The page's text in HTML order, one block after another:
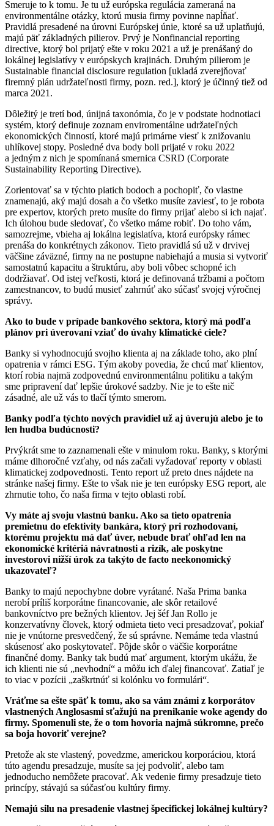
Smeruje to k tomu. Je tu už európska regulácia zameraná na
environmentálne otázky, ktorú musia firmy povinne napĺňať.
Pravidlá presadené na úrovni Európskej únie, ktoré sa už uplatňujú,
majú päť základných pilierov. Prvý je Nonfinancial reporting
directive, ktorý bol prijatý ešte v roku 2021 a už je prenášaný do
lokálnej legislatívy v európskych krajinách. Druhým pilierom je
Sustainable financial disclosure regulation [ukladá zverejňovať
firemný plán udržateľnosti firmy, pozn. red.], ktorý je účinný tiež od
marca 2021.
Dôležitý je tretí bod, únijná taxonómia, čo je v podstate hodnotiaci
systém, ktorý definuje zoznam enviromentálne udržateľných
ekonomických činností, ktoré majú primárne viesť k znižovaniu
uhlíkovej stopy. Posledné dva body boli prijaté v roku 2022
a jedným z nich je spomínaná smernica CSRD (Corporate
Sustainability Reporting Directive).
Zorientovať sa v týchto piatich bodoch a pochopiť, čo vlastne
znamenajú, aký majú dosah a čo všetko musíte zaviesť, to je robota
pre expertov, ktorých preto musíte do firmy prijať alebo si ich najať.
Ich úlohou bude sledovať, čo všetko máme robiť. Do toho vám,
samozrejme, vbieha aj lokálna legislatíva, ktorá európsky rámec
prenáša do konkrétnych zákonov. Tieto pravidlá sú už v drvivej
väčšine záväzné, firmy na ne postupne nabiehajú a musia si vytvoriť
samostatnú kapacitu a štruktúru, aby boli vôbec schopné ich
dodržiavať. Od istej veľkosti, ktorá je definovaná tržbami a počtom
zamestnancov, to budú musieť zahrnúť ako súčasť svojej výročnej
správy.
Ako to bude v prípade bankového sektora, ktorý má podľa
plánov pri úverovaní vziať do úvahy klimatické ciele?
Banky si vyhodnocujú svojho klienta aj na základe toho, ako plní
opatrenia v rámci ESG. Tým akoby povedia, že chcú mať klientov,
ktorí robia najmä zodpovednú environmentálnu politiku a takým
sme pripravení dať lepšie úrokové sadzby. Nie je to ešte nič
zásadné, ale už vás to tlačí týmto smerom.
Banky podľa týchto nových pravidiel už aj úverujú alebo je to
len hudba budúcnosti?
Prvýkrát sme to zaznamenali ešte v minulom roku. Banky, s ktorými
máme dlhoročné vzťahy, od nás začali vyžadovať reporty v oblasti
klimatickej zodpovednosti. Tento report už preto dnes nájdete na
stránke našej firmy. Ešte to však nie je ten európsky ESG report, ale
zhrnutie toho, čo naša firma v tejto oblasti robí.
Vy máte aj svoju vlastnú banku. Ako sa tieto opatrenia
premietnu do efektivity bankára, ktorý pri rozhodovaní,
ktorému projektu má dať úver, nebude brať ohľad len na
ekonomické kritériá návratnosti a rizík, ale poskytne
investorovi nižší úrok za takýto de facto neekonomický
ukazovateľ?
Banky to majú nepochybne dobre vyrátané. Naša Prima banka
nerobí príliš korporátne financovanie, ale skôr retailové
bankovníctvo pre bežných klientov. Jej šéf Jan Rollo je
konzervatívny človek, ktorý odmieta tieto veci presadzovať, pokiaľ
nie je vnútorne presvedčený, že sú správne. Nemáme teda vlastnú
skúsenosť ako poskytovateľ. Pôjde skôr o väčšie korporátne
finančné domy. Banky tak budú mať argument, ktorým ukážu, že
ich klienti nie sú „nevhodní“ a môžu ich ďalej financovať. Zatiaľ je
to viac v pozícii „zaškrtnúť si kolónku vo formulári“.
Vráťme sa ešte späť k tomu, ako sa vám známi z korporátov
vlastnených Anglosasmi sťažujú na prenikanie woke agendy do
firmy. Spomenuli ste, že o tom hovoria najmä súkromne, prečo
sa boja hovoriť verejne?
Pretože ak ste vlastený, povedzme, americkou korporáciou, ktorá
túto agendu presadzuje, musíte sa jej podvoliť, alebo tam
jednoducho nemôžete pracovať. Ak vedenie firmy presadzuje tieto
princípy, stávajú sa súčasťou kultúry firmy.
Nemajú silu na presadenie vlastnej špecifickej lokálnej kultúry?